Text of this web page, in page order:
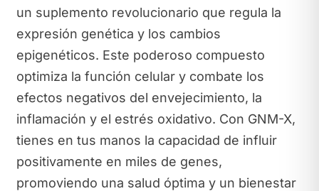
un suplemento revolucionario que regula la
expresión genética y los cambios
epigenéticos. Este poderoso compuesto
optimiza la función celular y combate los
efectos negativos del envejecimiento, la
inflamación y el estrés oxidativo. Con GNM-X,
tienes en tus manos la capacidad de influir
positivamente en miles de genes,
promoviendo una salud óptima y un bienestar